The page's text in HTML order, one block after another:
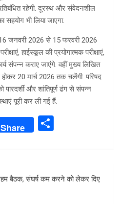
रहेगी. दूरस्थ और संवेदनशील
सहयोग भी लिया जाएगा.
16 जनवरी 2026 से 15 फरवरी 2026
हाईस्कूल की प्रयोगात्मक परीक्षाएं,
संपन्न कराए जाएंगे. वहीं मुख्य लिखित
20 मार्च 2026 तक चलेंगी. परिषद
पारदर्शी और शांतिपूर्ण ढंग से संपन्न
पूरी कर ली गई हैं.
Share
ar
बैठक, संघर्ष कम करने को लेकर दिए